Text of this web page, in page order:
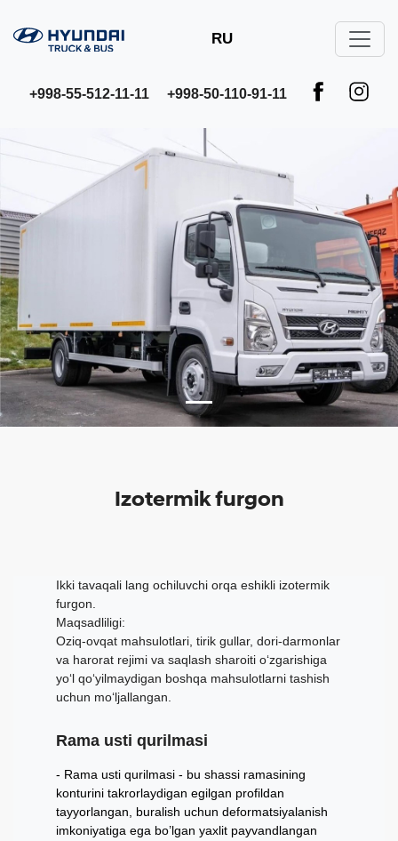
RU
+998-55-512-11-11 +998-50-110-91-11
Izotermik furgon
Ikki tavaqali lang ochiluvchi orqa eshikli izotermik
furgon.
Maqsadliligi:
Oziq-ovqat mahsulotlari, tirik gullar, dori-darmonlar
va harorat rejimi va saqlash sharoiti o‘zgarishiga
yo‘l qo‘yilmaydigan boshqa mahsulotlarni tashish
uchun mo‘ljallangan.
Rama usti qurilmasi
Rama usti qurilmasi - bu shassi ramasining
konturini takrorlaydigan egilgan profildan
tayyorlangan, buralish uchun deformatsiyalanish
imkoniyatiga ega bo’lgan yaxlit payvandlangan